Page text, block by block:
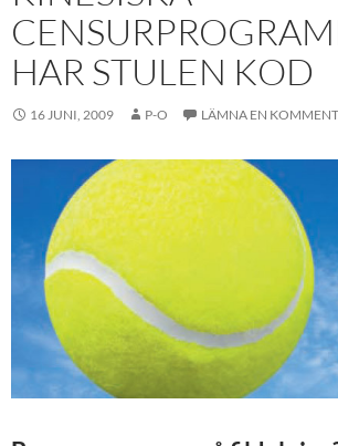
HAR STULEN KOD
16 JUNI, 2009 P-O LÄMNA EN